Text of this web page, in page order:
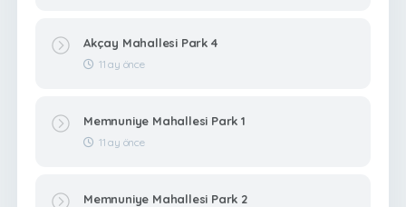
Akçay Mahallesi Park 4
11 ay önce
Memnuniye Mahallesi Park 1
11 ay önce
Memnuniye Mahallesi Park 2